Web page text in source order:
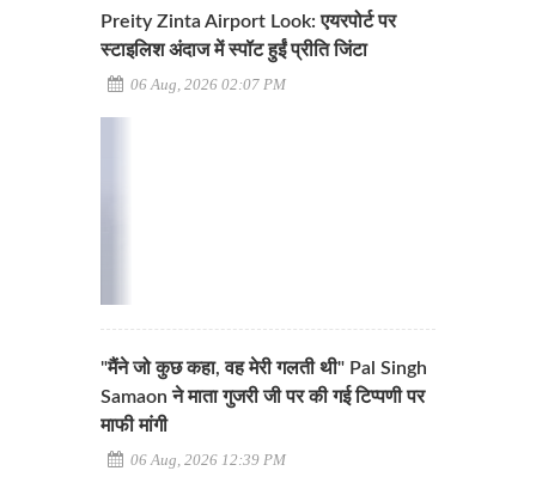
Preity Zinta Airport Look: एयरपोर्ट पर
स्टाइलिश अंदाज में स्पॉट हुईं प्रीति जिंटा
06 Aug, 2026 02:07 PM
"मैंने जो कुछ कहा, वह मेरी गलती थी" Pal Singh
Samaon ने माता गुजरी जी पर की गई टिप्पणी पर
माफी मांगी
06 Aug, 2026 12:39 PM